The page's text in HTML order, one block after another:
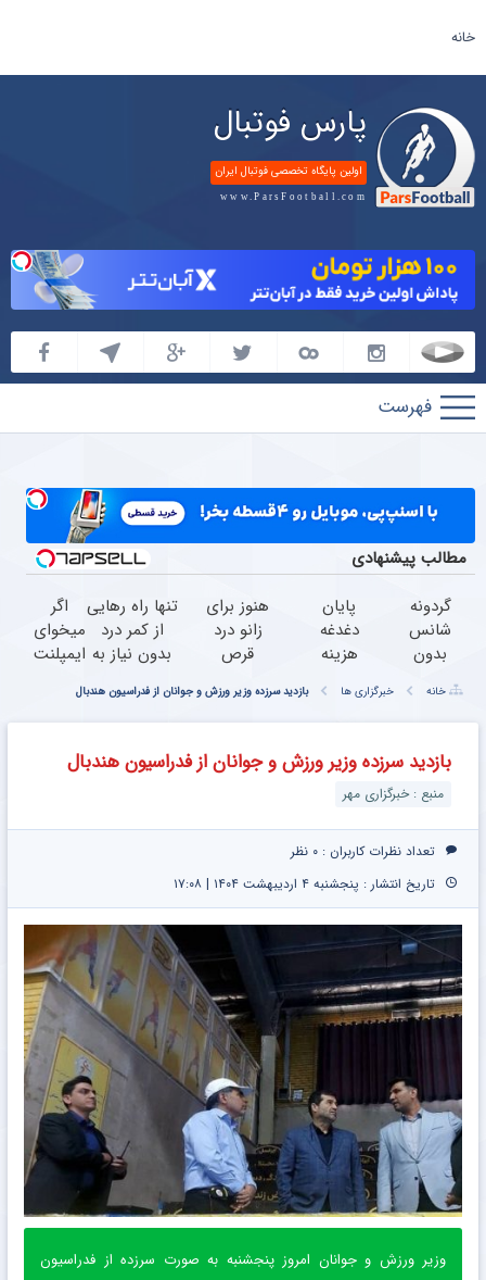
خانه
پارس فوتبال
اولین پایگاه تخصصی فوتبال ایران
www.ParsFootball.com
پارس
فوتبال
مطالب پیشنهادی
گردونه
شانس
بدون
PS5 تا
آیفون17
و بیت
کوین
پایان
دغدغه
هزینه
دندان
پزشکی
با پک
سفید
کننده
هنوز برای
زانو درد
قرص
وقتی
می‌شه
بدون
عمل
تنها راه رهایی
از کمر درد
بدون نیاز به
(◂پرسش‌نامه)
اگر
میخوای
ایمپلنت
همین
الان
وقتشه |
فقط با
خانه خبرگزاری ها بازدید سرزده وزیر ورزش و جوانان از فدراسیون هندبال
بازدید سرزده وزیر ورزش و جوانان از فدراسیون هندبال
منبع : خبرگزاری مهر
تعداد نظرات کاربران : ۰ نظر
تاریخ انتشار : پنجشنبه ۴ اردیبهشت ۱۴۰۴ | ۱۷:۰۸
وزیر ورزش و جوانان امروز پنجشنبه به صورت سرزده از فدراسیون